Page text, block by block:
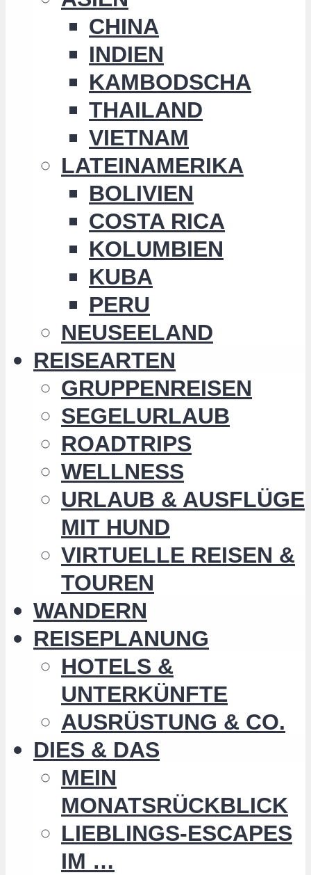
CHINA
INDIEN
KAMBODSCHA
THAILAND
VIETNAM
LATEINAMERIKA
BOLIVIEN
COSTA RICA
KOLUMBIEN
KUBA
PERU
NEUSEELAND
REISEARTEN
GRUPPENREISEN
SEGELURLAUB
ROADTRIPS
WELLNESS
URLAUB & AUSFLÜGE
MIT HUND
VIRTUELLE REISEN &
TOUREN
WANDERN
REISEPLANUNG
HOTELS &
UNTERKÜNFTE
AUSRÜSTUNG & CO.
DIES & DAS
MEIN
MONATSRÜCKBLICK
LIEBLINGS-ESCAPES
IM …